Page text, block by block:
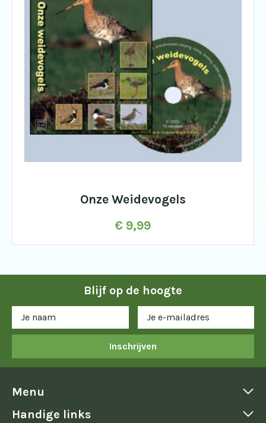
Onze Weidevogels
€ 9,99
Blijf op de hoogte
Inschrijven
Menu
Handige links